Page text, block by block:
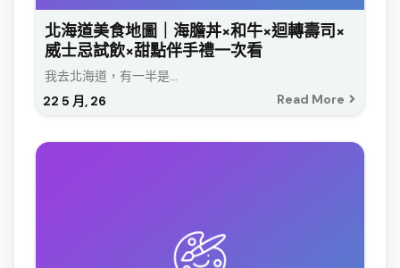
北海道美食地圖｜海膽丼×和牛×迴轉壽司×
威士忌試飲×甜點伴手禮一次看
22 5 月, 26
我去北海道，有一半是...
Read More